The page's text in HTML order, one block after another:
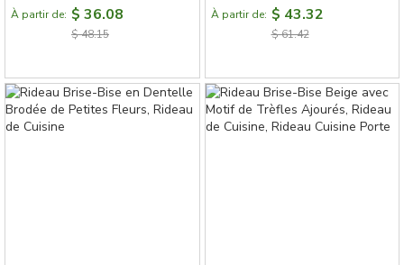
À partir de: $ 36.08
$ 48.15
À partir de: $ 43.32
$ 61.42